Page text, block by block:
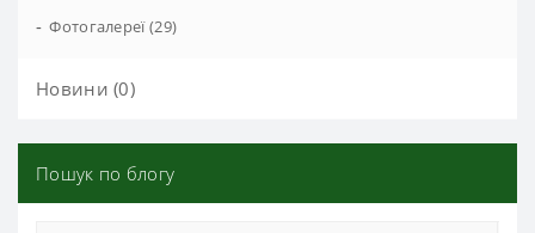
- Фотогалереї (29)
Новини (0)
Пошук по блогу